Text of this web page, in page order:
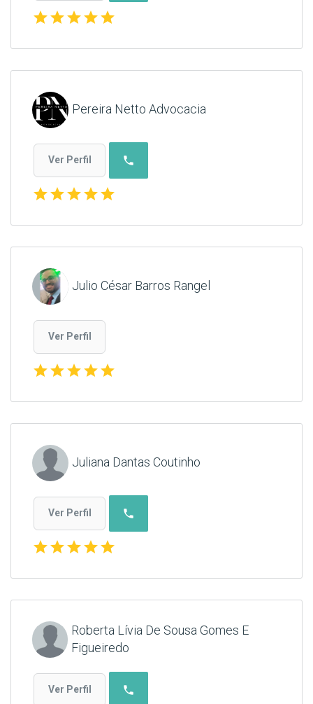
starstarstarstarstar
Pereira Netto Advocacia
Ver Perfil phone
starstarstarstarstar
Julio César Barros Rangel
Ver Perfil
starstarstarstarstar
Juliana Dantas Coutinho
Ver Perfil phone
starstarstarstarstar
Roberta Lívia De Sousa Gomes E
Figueiredo
Ver Perfil phone